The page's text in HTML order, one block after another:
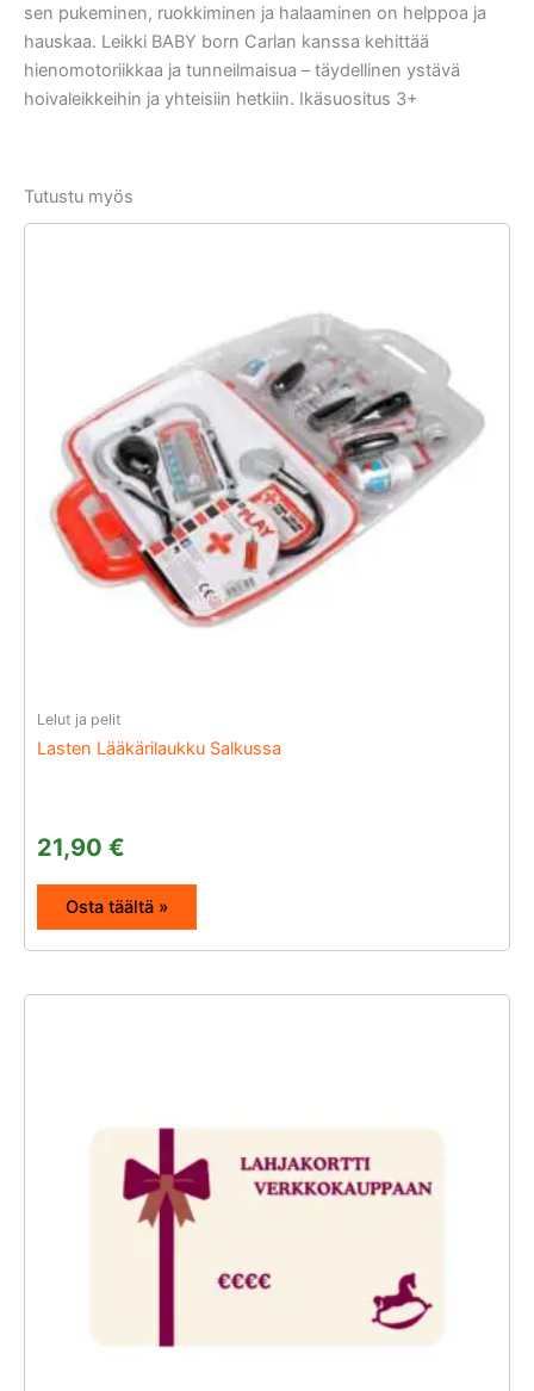
sen pukeminen, ruokkiminen ja halaaminen on helppoa ja
hauskaa. Leikki BABY born Carlan kanssa kehittää
hienomotoriikkaa ja tunneilmaisua – täydellinen ystävä
hoivaleikkeihin ja yhteisiin hetkiin. Ikäsuositus 3+
Tutustu myös
Lelut ja pelit
Lasten Lääkärilaukku Salkussa
21,90 €
Osta täältä »